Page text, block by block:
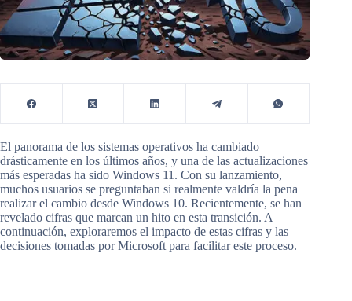
El panorama de los sistemas operativos ha cambiado
drásticamente en los últimos años, y una de las actualizaciones
más esperadas ha sido Windows 11. Con su lanzamiento,
muchos usuarios se preguntaban si realmente valdría la pena
realizar el cambio desde Windows 10. Recientemente, se han
revelado cifras que marcan un hito en esta transición. A
continuación, exploraremos el impacto de estas cifras y las
decisiones tomadas por Microsoft para facilitar este proceso.